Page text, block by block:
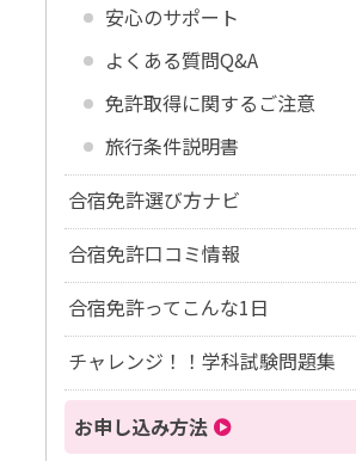
安心のサポート
よくある質問Q&A
免許取得に関するご注意
旅行条件説明書
合宿免許選び方ナビ
合宿免許口コミ情報
合宿免許ってこんな1日
チャレンジ！！学科試験問題集
お申し込み方法